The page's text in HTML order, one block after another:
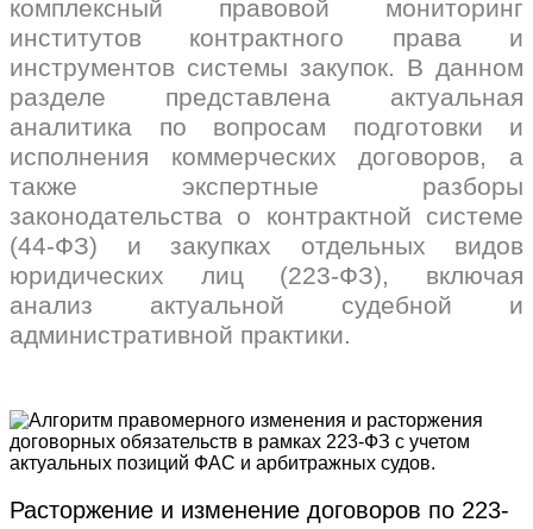
комплексный правовой мониторинг
институтов контрактного права и
инструментов системы закупок. В данном
разделе представлена актуальная
аналитика по вопросам подготовки и
исполнения коммерческих договоров, а
также экспертные разборы
законодательства о контрактной системе
(44-ФЗ) и закупках отдельных видов
юридических лиц (223-ФЗ), включая
анализ актуальной судебной и
административной практики.
Расторжение и изменение договоров по 223-